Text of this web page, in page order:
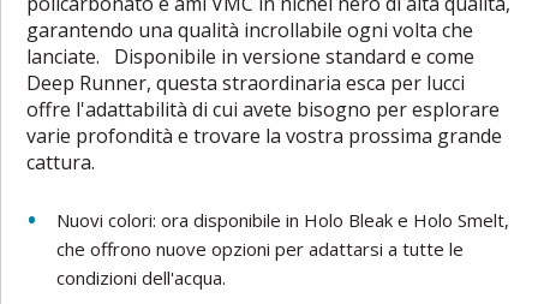
garantendo una qualità incrollabile ogni volta che
lanciate. Disponibile in versione standard e come
Deep Runner, questa straordinaria esca per lucci
offre l'adattabilità di cui avete bisogno per esplorare
varie profondità e trovare la vostra prossima grande
cattura.
Nuovi colori: ora disponibile in Holo Bleak e Holo Smelt,
che offrono nuove opzioni per adattarsi a tutte le
condizioni dell'acqua.